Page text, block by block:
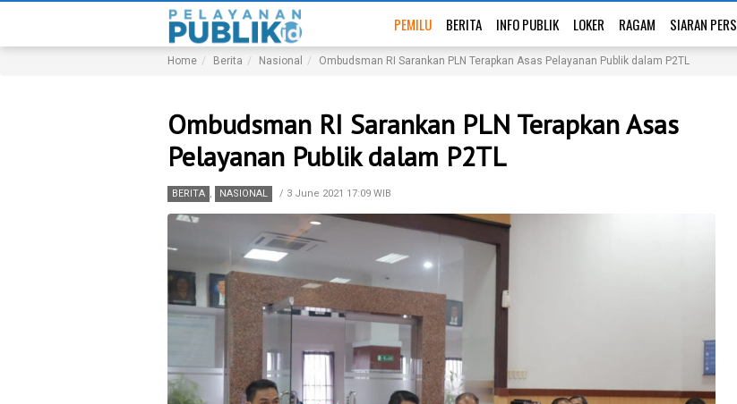
PEMILU BERITA INFO PUBLIK LOKER RAGAM SIARAN PERS
Home Berita Nasional Ombudsman RI Sarankan PLN Terapkan Asas Pelayanan Publik dalam P2TL
Ombudsman RI Sarankan PLN Terapkan Asas
Pelayanan Publik dalam P2TL
BERITA , NASIONAL / 3 June 2021 17:09 WIB